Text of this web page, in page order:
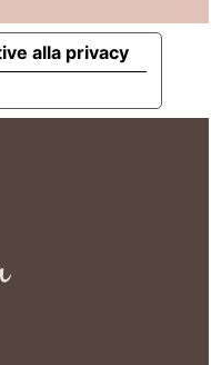
alla privacy